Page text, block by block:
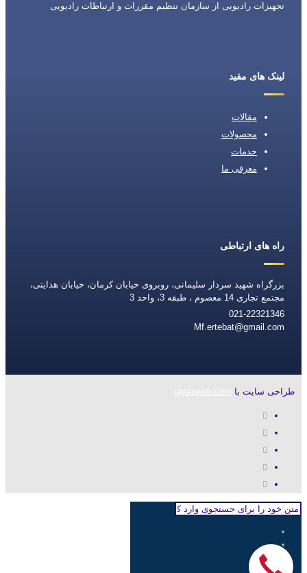
تجهیزات رادیویی از سازمان تنظیم مقررات و ارتباطات رادیویی
لینک های مفید
مقالات
محصولات
خدمات
معرفی ما
راه های ارتباطی
بزرگراه شهید سردار سلیمانی، روبروی خیابان کرمان، خیابان هدایتی،
مجتمع تجاری 14 معصوم ، طبقه 3، واحد 3
021-22321346
Mf.ertebat@gmail.com
طراحی سایت با rayanweb.com